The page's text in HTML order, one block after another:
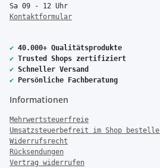
Sa 09 - 12 Uhr
Kontaktformular
✔ 40.000+ Qualitätsprodukte
✔ Trusted Shops zertifiziert
✔ Schneller Versand
✔ Persönliche Fachberatung
Informationen
Mehrwertsteuerfreie
Umsatzsteuerbefreit im Shop
Widerrufsrecht
Rücksendungen
Vertrag widerrufen